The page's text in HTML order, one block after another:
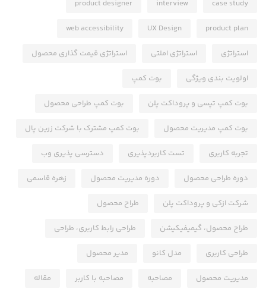
case study
interview
product designer
product plan
UX Design
web accessibility
استراتژی استراتژی املتی استراتژی قیمت گذاری محصول
اولویت بندی ویژگی بوت کمپ
بوت کمپ تپسی و پروداکت پلن بوت کمپ طراحی محصول
بوت کمپ مدیریت محصول بوت کمپ مشترک با شرکت زرین پال
تجربه کاربری تست کاربردپذیری دسترسی پذیری وب
دوره طراحی محصول دوره مدیریت محصول زهره قاسمی
شرکت ازکی و پروداکت پلن طراح محصول
طراح محصول، گیمیفیکیشن طراحی رابط کاربری، طراحی
طراحی کاربری مدل کانو مدیر محصول
مدیریت محصول مصاحبه مصاحبه با کاربر مقاله